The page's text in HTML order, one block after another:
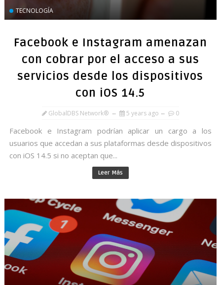
TECNOLOGÍA
Facebook e Instagram amenazan
con cobrar por el acceso a sus
servicios desde los dispositivos
con iOS 14.5
GlobalDBS Network® 5 years ago 0
Facebook e Instagram podrían aplicar un cargo a los
usuarios que accedan a sus plataformas desde dispositivos
con iOS 14.5 si no aceptan que...
Leer Más